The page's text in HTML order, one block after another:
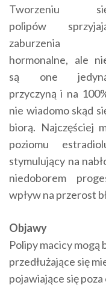
Tworzeniu
polipów
zaburzenia
hormonalne, ale
są one
przyczyną i na
nie wiadomo skąd
biorą. Najczęściej
poziomu
stymulujący na
niedoborem
wpływ na przerost
Objawy
Polipy macicy mogą
przedłużające się
pojawiające się